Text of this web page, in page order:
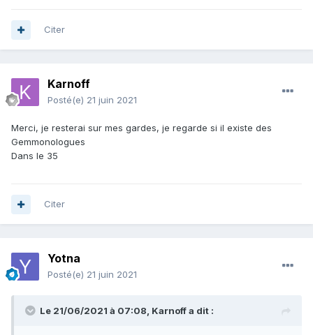
Citer
Karnoff
Posté(e) 21 juin 2021
Merci, je resterai sur mes gardes, je regarde si il existe des
Gemmonologues
Dans le 35
Citer
Yotna
Posté(e) 21 juin 2021
Le 21/06/2021 à 07:08, Karnoffa dit :